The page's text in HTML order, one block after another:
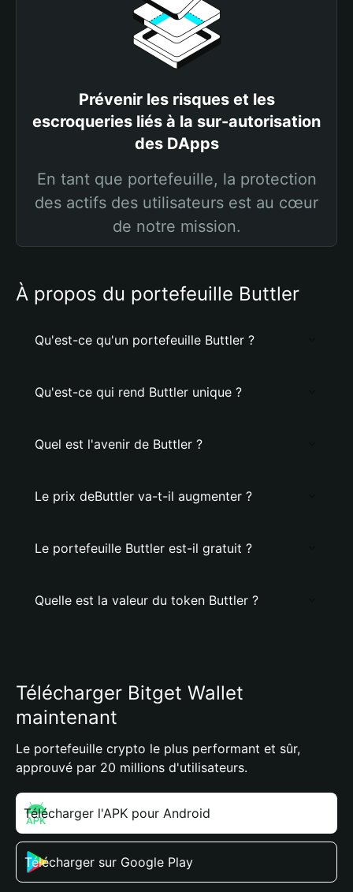
Prévenir les risques et les
escroqueries liés à la sur-autorisation
des DApps
En tant que portefeuille, la protection
des actifs des utilisateurs est au cœur
de notre mission.
À propos du portefeuille Buttler
Qu'est-ce qu'un portefeuille Buttler ?
Qu'est-ce qui rend Buttler unique ?
Quel est l'avenir de Buttler ?
Le prix deButtler va-t-il augmenter ?
Le portefeuille Buttler est-il gratuit ?
Quelle est la valeur du token Buttler ?
Télécharger Bitget Wallet
maintenant
Le portefeuille crypto le plus performant et sûr,
approuvé par 20 millions d'utilisateurs.
Télécharger l'APK pour Android
Télécharger sur Google Play